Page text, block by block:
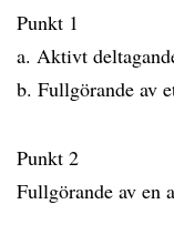
Punkt 1
a. Aktivt
b. Fullgörande av
Punkt 2
Fullgörande av en